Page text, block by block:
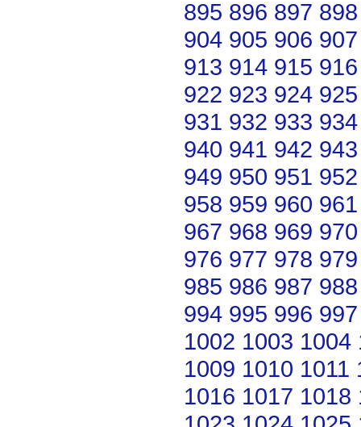
895 896 897 898
904 905 906 907
913 914 915 916
922 923 924 925
931 932 933 934
940 941 942 943
949 950 951 952
958 959 960 961
967 968 969 970
976 977 978 979
985 986 987 988
994 995 996 997
1002 1003 1004
1009 1010 1011
1016 1017 1018